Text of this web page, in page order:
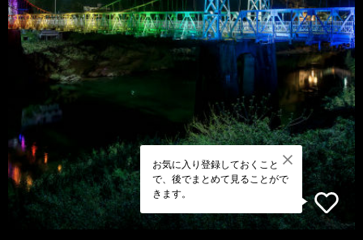
お気に入り登録しておくこと
で、後でまとめて見ることがで
きます。